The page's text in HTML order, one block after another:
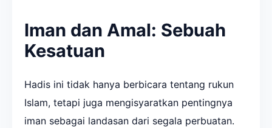
Iman dan Amal: Sebuah
Kesatuan
Hadis ini tidak hanya berbicara tentang rukun
Islam, tetapi juga mengisyaratkan pentingnya
iman sebagai landasan dari segala perbuatan.